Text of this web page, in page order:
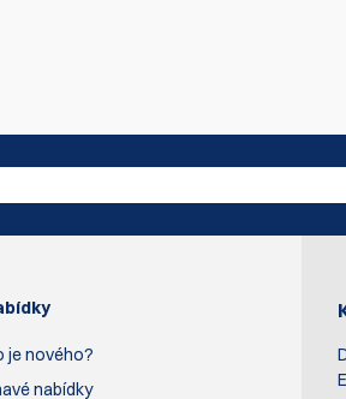
je nového?
nabídky